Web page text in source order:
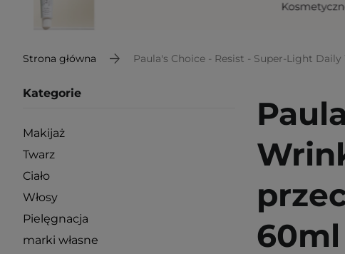
Strona główna Paula's Choice - Resist - Super-Light
Kategorie
Makijaż
Twarz
Ciało
Włosy
Pielęgnacja
marki własne
60ml